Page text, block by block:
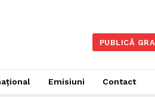
PUBLICĂ
Emisiuni Contact